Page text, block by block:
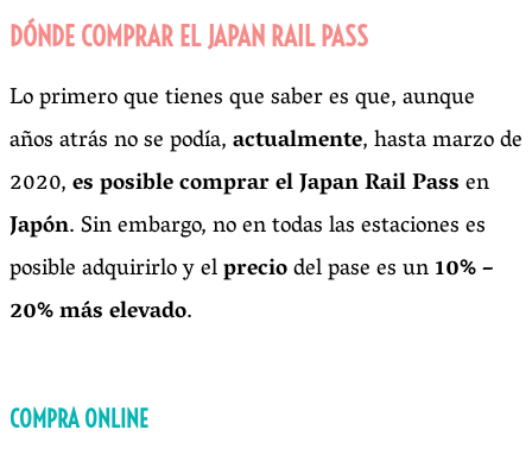
DÓNDE COMPRAR EL JAPAN RAIL PASS
Lo primero que tienes que saber es que, aunque
años atrás no se podía,actualmente, hasta marzo de
2020,es posible comprar el Japan Rail Passen
Japón. Sin embargo, no en todas las estaciones es
posible adquirirlo y elpreciodel pase es un10% –
20% más elevado.
COMPRA ONLINE